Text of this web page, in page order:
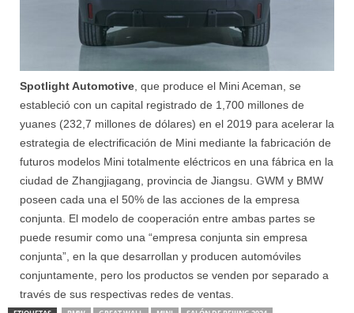
Spotlight Automotive , que produce el Mini Aceman, se
estableció con un capital registrado de 1,700 millones de
yuanes (232,7 millones de dólares) en el 2019 para acelerar la
estrategia de electrificación de Mini mediante la fabricación de
futuros modelos Mini totalmente eléctricos en una fábrica en la
ciudad de Zhangjiagang, provincia de Jiangsu. GWM y BMW
poseen cada una el 50% de las acciones de la empresa
conjunta. El modelo de cooperación entre ambas partes se
puede resumir como una “empresa conjunta sin empresa
conjunta”, en la que desarrollan y producen automóviles
conjuntamente, pero los productos se venden por separado a
través de sus respectivas redes de ventas.